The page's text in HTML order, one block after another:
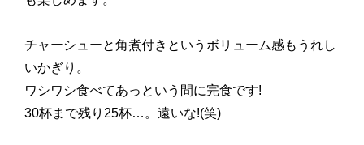
チャーシューと角煮付きというボリューム感もうれし
いかぎり。
ワシワシ食べてあっという間に完食です!
30杯まで残り25杯…。遠いな!(笑)